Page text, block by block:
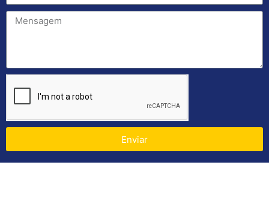
Enviar